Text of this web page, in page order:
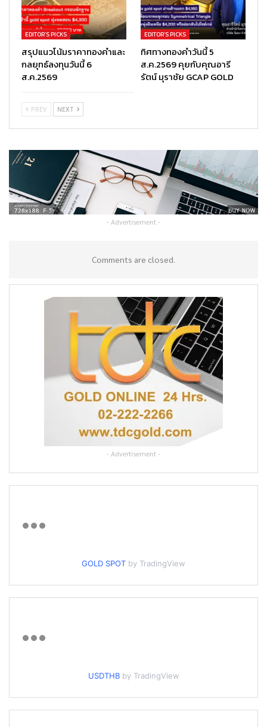
EDITOR’S PICKS
สรุปแนวโน้มราคาทองคำและ
กลยุทธ์ลงทุนวันนี้ 6
ส.ค.2569
EDITOR’S PICKS
ทิศทางทองคำวันนี้ 5
ส.ค.2569 คุยกับคุณอารี
รัตน์ มุราชัย GCAP GOLD
PREV NEXT
- Advertisement -
Comments are closed.
- Advertisement -
GOLD SPOT by TradingView
USDTHB by TradingView